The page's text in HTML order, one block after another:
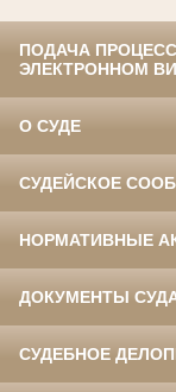
ПОДАЧА
ЭЛЕКТРОННОМ
О СУДЕ
СУДЕЙСКОЕ
НОРМАТИВНЫЕ
ДОКУМЕНТЫ
СУДЕБНОЕ